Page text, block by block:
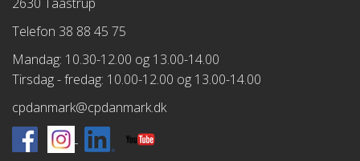
Telefon 38 88 45 75
Mandag: 10.30-12.00 og 13.00-14.00
Tirsdag - fredag: 10.00-12.00 og 13.00-14.00
cpdanmark@cpdanmark.dk